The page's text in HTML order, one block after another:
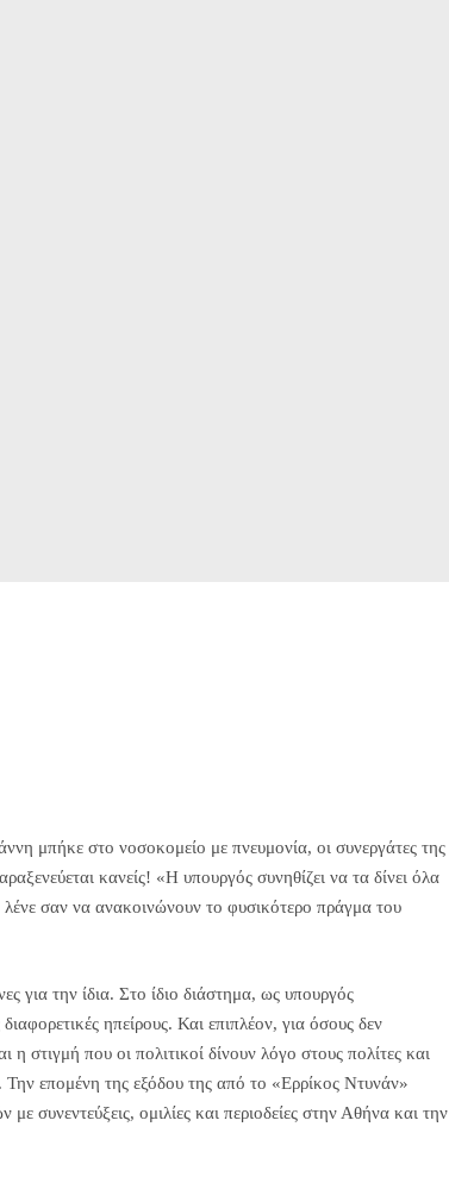
μπήκε στο νοσοκομείο με πνευμονία, οι συνεργάτες της
κανείς! «H υπουργός συνηθίζει να τα δίνει όλα
σαν να ανακοινώνουν το φυσικότερο πράγμα του
για την ίδια. Στο ίδιο διάστημα, ως υπουργός
ηπείρους. Και επιπλέον, για όσους δεν
στιγμή που οι πολιτικοί δίνουν λόγο στους πολίτες και
επομένη της εξόδου της από το «Ερρίκος Ντυνάν»
συνεντεύξεις, ομιλίες και περιοδείες στην Αθήνα και την